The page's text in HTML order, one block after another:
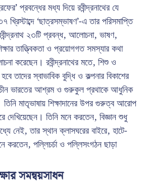
প্রবন্ধের মধ্য দিয়ে রবীন্দ্রনাথের যে
খ্রিস্টাব্দে ‘ছাত্রসম্ভাষণ’-এ তার পরিসমাপ্তি
২৩টি প্রবন্ধ, আলোচনা, ভাষণ,
তাত্ত্বিকতা ও প্রয়োগগত সমস্যার কথা
করেছেন। রবীন্দ্রনাথের মতে, শিশু ও
তাদের স্বাভাবিক বুদ্ধি ও কল্পনার বিকাশের
ভারতের আশ্রম ও গুরুকুল প্রথাকে আধুনিক
মাতৃভাষায় শিক্ষাদানের উপর গুরুত্ব আরোপ
তিনি মনে করতেন, বিজ্ঞান শুধু
নেই, তার স্থান ক্লাসঘরের বাইরে, হাটে-
করতেন, পল্লিচর্চা ও পল্লিসংগঠন ছাড়া
সমন্বয়সাধন